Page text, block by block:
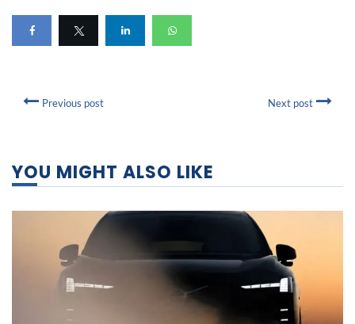
Previous post Next post
YOU MIGHT ALSO LIKE